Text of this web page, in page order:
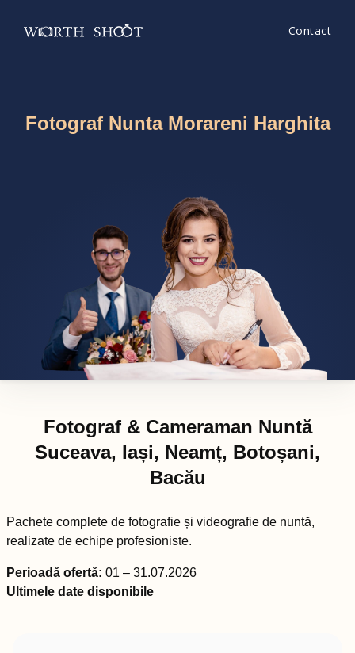
Contact
Fotograf Nunta Morareni Harghita
Fotograf & Cameraman Nuntă
Suceava, Iași, Neamț, Botoșani,
Bacău
Pachete complete de fotografie și videografie de nuntă,
realizate de echipe profesioniste.
Perioadă ofertă: 01 – 31.07.2026
Ultimele date disponibile